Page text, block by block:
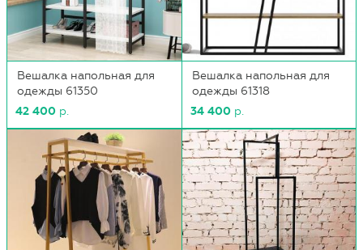
Вешалка напольная для
одежды 61350
42 400 р.
Вешалка напольная для
одежды 61318
34 400 р.